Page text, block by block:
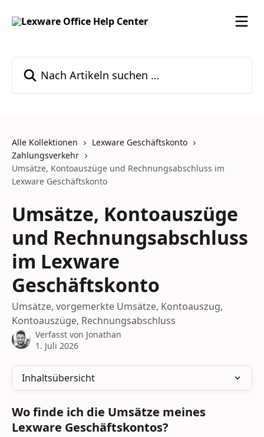
Alle Kollektionen
Lexware Geschäftskonto
Zahlungsverkehr
Umsätze, Kontoauszüge und Rechnungsabschluss im
Lexware Geschäftskonto
Umsätze, Kontoauszüge
und Rechnungsabschluss
im Lexware
Geschäftskonto
Umsätze, vorgemerkte Umsätze, Kontoauszug,
Kontoauszüge, Rechnungsabschluss
Verfasst von Jonathan
1. Juli 2026
Inhaltsübersicht
Wo finde ich die Umsätze meines
Lexware Geschäftskontos?